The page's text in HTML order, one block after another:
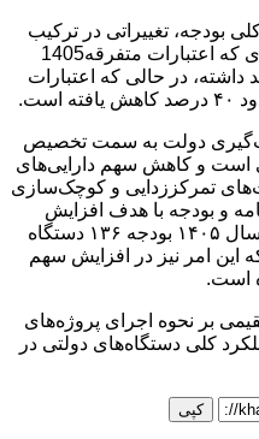
وجود رشد کلی بودجه، تغییراتی در ترکیب
داخلی آن مشاهده می‌شود؛ به طوری که اعتبارات متفرقه1405
۱۰ درصد رشد داشته، در حالی که اعتبارات
دولت به سمت تخصیص
است و کاهش سهم دارایی‌های
تمرکززدایی و کوچک‌سازی
و بودجه با هدف افزایش
بهره‌وری و کاهش تمرکزگرایی، در سال ۱۴۰۵ بودجه ۱۳۶ دستگاه
این امر نیز در افزایش سهم
است.
بر نحوه اجرای پروژه‌های
کلی دستگاه‌های دولتی در
کپی